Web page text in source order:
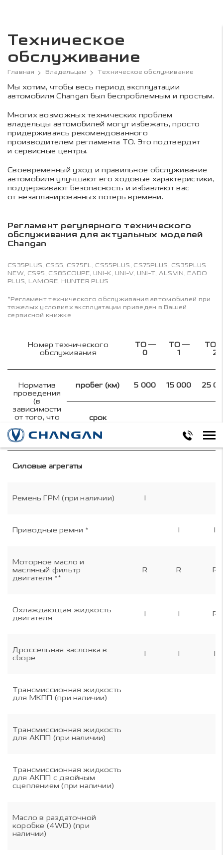
Техническое
обслуживание
Главная Владельцам Техническое обслуживание
Мы хотим, чтобы весь период эксплуатации
автомобиля Changan был беспроблемным и простым.
Многих возможных технических проблем
владельцы автомобилей могут избежать, просто
придерживаясь рекомендованного
производителем регламента ТО. Это подтвердят
и сервисные центры.
Своевременный уход и правильное обслуживание
автомобиля улучшают его ходовые характеристики,
поддерживают безопасность и избавляют вас
от незапланированных потерь времени.
Регламент регулярного технического
обслуживания для актуальных моделей
Changan
CS35PLUS, CS55, CS75FL, CS55PLUS, CS75PLUS, CS35PLUS
NEW, CS95, CS85COUPE, UNI-K, UNI-V, UNI-T, ALSVIN, EADO
PLUS, LAMORE, HUNTER PLUS
*Регламент технического обслуживания автомобилей при
тяжелых условиях эксплуатации приведен в Вашей
сервисной книжке
Номер технического
обслуживания
ТО —
0
ТО —
1
ТО
2
Норматив
проведения
(в
зависимости
от того, что
раньше)
пробег (км) 5 000 15 000 25
срок
(мес)
Силовые агрегаты
Ремень ГРМ (при наличии) I
Приводные ремни * I I
Моторное масло и
масляный фильтр
двигателя **
R R R
Охлаждающая жидкость
двигателя
I I R
Дроссельная заслонка в
сборе
I I I
Трансмиссионная жидкость
для МКПП (при наличии)
Трансмиссионная жидкость
для АКПП (при наличии)
Трансмиссионная жидкость
для АКПП с двойным
сцеплением (при наличии)
Масло в раздаточной
коробке (4WD) (при
наличии)